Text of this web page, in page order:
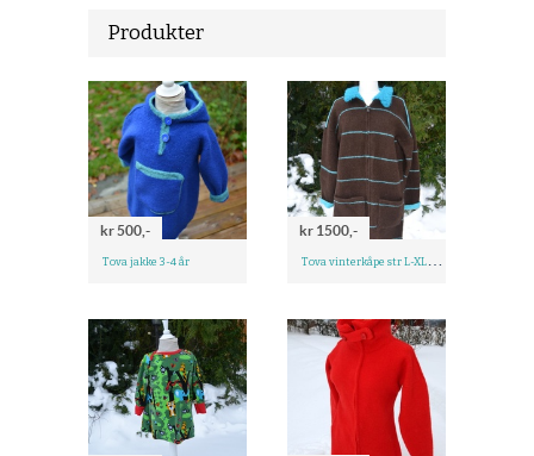
Produkter
kr 500,-
Tova jakke 3-4 år
kr 1500,-